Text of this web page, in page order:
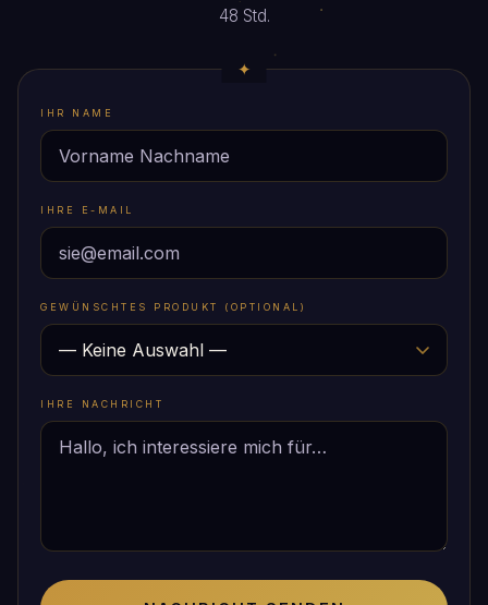
48 Std.
IHR NAME
IHRE E-MAIL
GEWÜNSCHTES PRODUKT (OPTIONAL)
IHRE NACHRICHT